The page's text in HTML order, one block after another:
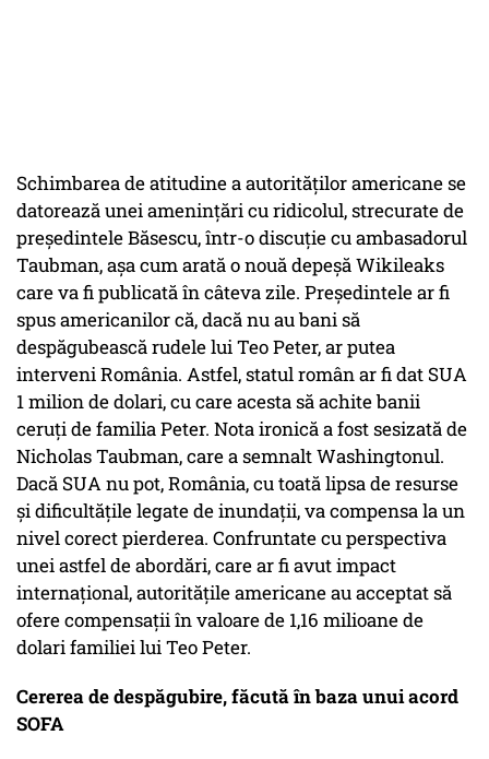
Schimbarea de atitudine a autorităților americane se
datorează unei amenințări cu ridicolul, strecurate de
președintele Băsescu, într-o discuție cu ambasadorul
Taubman, așa cum arată o nouă depeșă Wikileaks
care va fi publicată în câteva zile. Președintele ar fi
spus americanilor că, dacă nu au bani să
despăgubească rudele lui Teo Peter, ar putea
interveni România. Astfel, statul român ar fi dat SUA
1 milion de dolari, cu care acesta să achite banii
ceruți de familia Peter. Nota ironică a fost sesizată de
Nicholas Taubman, care a semnalt Washingtonul.
Dacă SUA nu pot, România, cu toată lipsa de resurse
și dificultățile legate de inundații, va compensa la un
nivel corect pierderea. Confruntate cu perspectiva
unei astfel de abordări, care ar fi avut impact
internațional, autoritățile americane au acceptat să
ofere compensații în valoare de 1,16 milioane de
dolari familiei lui Teo Peter.
Cererea de despăgubire, făcută în baza unui acord
SOFA